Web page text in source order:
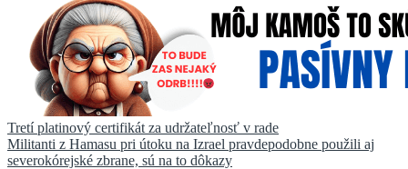
Navigácia
v
Tretí platinový certifikát za udržateľnosť v rade
Militanti z Hamasu pri útoku na Izrael pravdepodobne použili aj
severokórejské zbrane, sú na to dôkazy